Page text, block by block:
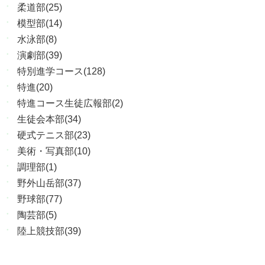
柔道部(25)
模型部(14)
水泳部(8)
演劇部(39)
特別進学コース(128)
特進(20)
特進コース生徒広報部(2)
生徒会本部(34)
硬式テニス部(23)
美術・写真部(10)
調理部(1)
野外山岳部(37)
野球部(77)
陶芸部(5)
陸上競技部(39)